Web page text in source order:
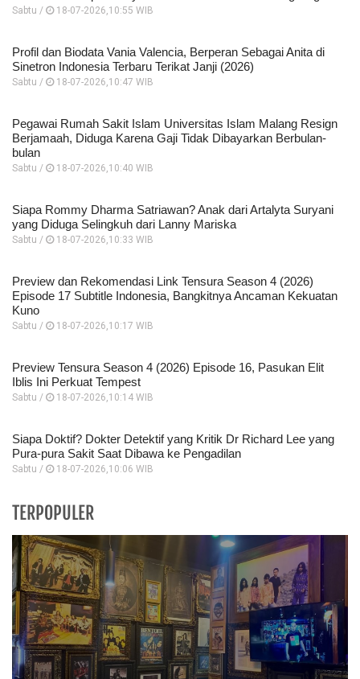
Sabtu / 18-07-2026,10:55 WIB
Profil dan Biodata Vania Valencia, Berperan Sebagai Anita di
Sinetron Indonesia Terbaru Terikat Janji (2026)
Sabtu / 18-07-2026,10:47 WIB
Pegawai Rumah Sakit Islam Universitas Islam Malang Resign
Berjamaah, Diduga Karena Gaji Tidak Dibayarkan Berbulan-
bulan
Sabtu / 18-07-2026,10:40 WIB
Siapa Rommy Dharma Satriawan? Anak dari Artalyta Suryani
yang Diduga Selingkuh dari Lanny Mariska
Sabtu / 18-07-2026,10:33 WIB
Preview dan Rekomendasi Link Tensura Season 4 (2026)
Episode 17 Subtitle Indonesia, Bangkitnya Ancaman Kekuatan
Kuno
Sabtu / 18-07-2026,10:17 WIB
Preview Tensura Season 4 (2026) Episode 16, Pasukan Elit
Iblis Ini Perkuat Tempest
Sabtu / 18-07-2026,10:14 WIB
Siapa Doktif? Dokter Detektif yang Kritik Dr Richard Lee yang
Pura-pura Sakit Saat Dibawa ke Pengadilan
Sabtu / 18-07-2026,10:06 WIB
TERPOPULER